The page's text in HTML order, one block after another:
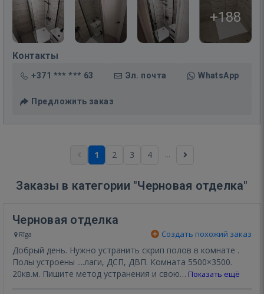
+188
Контакты
+371 *** *** 63 Эл. почта WhatsApp
Предложить заказ
1 2 3 4 ...
Заказы в категории "Черновая отделка"
Черновая отделка
Rīga Создать похожий заказ
Добрый день. Нужно устранить скрип полов в комнате .
Полы устроены ....лаги, ДСП, ДВП. Комната 5500×3500.
20кв.м. Пишите метод устранения и свою… Показать ещё